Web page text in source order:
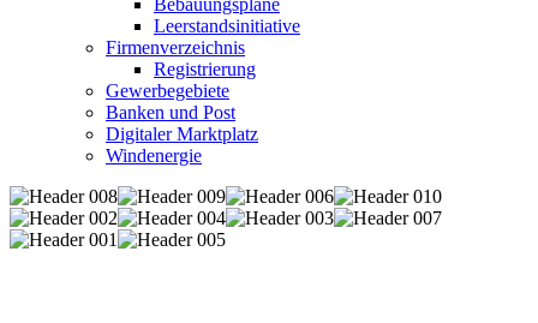
Bebauungspläne
Leerstandsinitiative
Firmenverzeichnis
Registrierung
Gewerbegebiete
Banken und Post
Digitaler Marktplatz
Windenergie